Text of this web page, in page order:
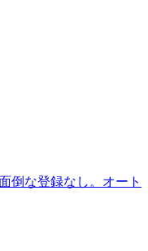
倒な登録なし。オート